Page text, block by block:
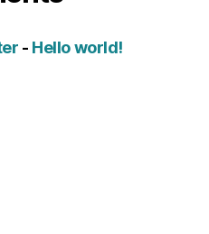
- Hello world!